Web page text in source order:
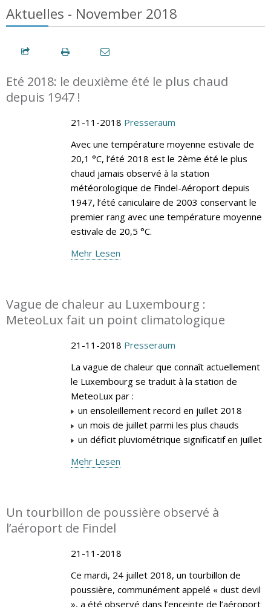
Aktuelles - November 2018
Eté 2018: le deuxième été le plus chaud
depuis 1947 !
21-11-2018 Presseraum
Avec une température moyenne estivale de
20,1 °C, l’été 2018 est le 2ème été le plus
chaud jamais observé à la station
météorologique de Findel-Aéroport depuis
1947, l’été caniculaire de 2003 conservant le
premier rang avec une température moyenne
estivale de 20,5 °C.
Mehr Lesen
Vague de chaleur au Luxembourg :
MeteoLux fait un point climatologique
21-11-2018 Presseraum
La vague de chaleur que connaît actuellement
le Luxembourg se traduit à la station de
MeteoLux par :
un ensoleillement record en juillet 2018
un mois de juillet parmi les plus chauds
un déficit pluviométrique significatif en juillet
Mehr Lesen
Un tourbillon de poussière observé à
l’aéroport de Findel
21-11-2018
Ce mardi, 24 juillet 2018, un tourbillon de
poussière, communément appelé « dust devil
», a été observé dans l’enceinte de l’aéroport